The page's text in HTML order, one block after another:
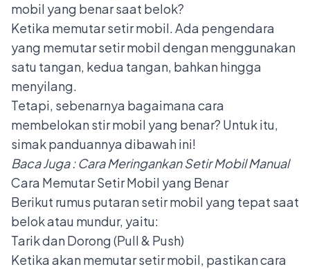
mobil yang benar saat belok?
Ketika memutar setir mobil. Ada pengendara
yang memutar setir mobil dengan menggunakan
satu tangan, kedua tangan, bahkan hingga
menyilang.
Tetapi, sebenarnya bagaimana cara
membelokan stir mobil yang benar? Untuk itu,
simak panduannya dibawah ini!
Baca Juga :Cara Meringankan Setir Mobil Manual
Cara Memutar Setir Mobil yang Benar
Berikut rumus putaran setir mobil yang tepat saat
belok atau mundur, yaitu:
Tarik dan Dorong (Pull & Push)
Ketika akan memutar setir mobil, pastikan cara